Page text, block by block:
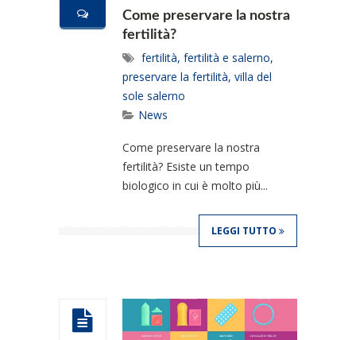
Come preservare la nostra
fertilità?
fertilità, fertilità e salerno,
preservare la fertilità, villa del
sole salerno
News
Come preservare la nostra
fertilità? Esiste un tempo
biologico in cui è molto più...
LEGGI TUTTO